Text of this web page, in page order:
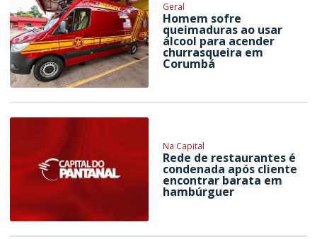
Geral
Homem sofre
queimaduras ao usar
álcool para acender
churrasqueira em
Corumbá
Na Capital
Rede de restaurantes é
condenada após cliente
encontrar barata em
hambúrguer